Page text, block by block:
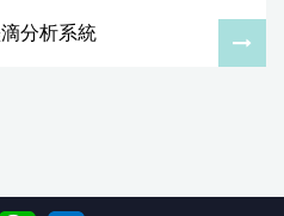
分析系統